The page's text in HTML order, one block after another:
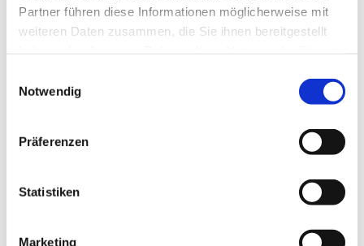
Partner führen diese Informationen möglicherweise mit
weiteren Daten zusammen, die Sie ihnen bereitgestellt
Notwendig
Präferenzen
Statistiken
Marketing
Gemeindehaus St. Dreifaltigkeit,